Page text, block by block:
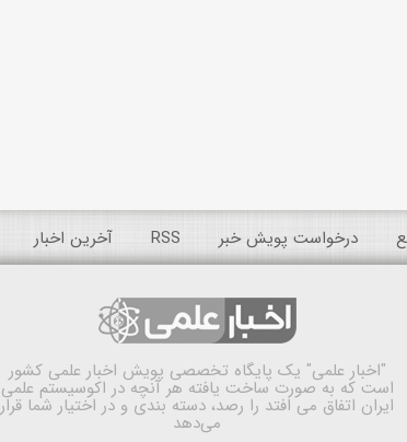
درخواست پویش خبر RSS آخرین اخبار
"اخبار علمی" یک پایگاه تخصصی پویش اخبار علمی کشور
است که به صورت ساخت یافته هر آنچه در اکوسیستم علمی
ایران اتفاق می افتد را رصد، دسته بندی و در اختیار شما قرار
می‌دهد